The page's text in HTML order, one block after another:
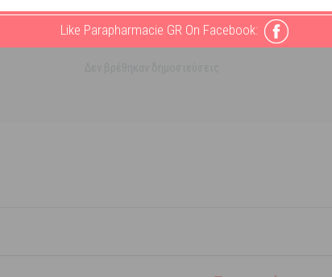
Like Parapharmacie GR On Facebook: